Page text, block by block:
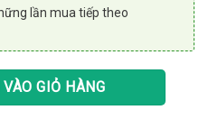
lần mua tiếp theo
bảo hiểm số lượng
GIỎ HÀNG